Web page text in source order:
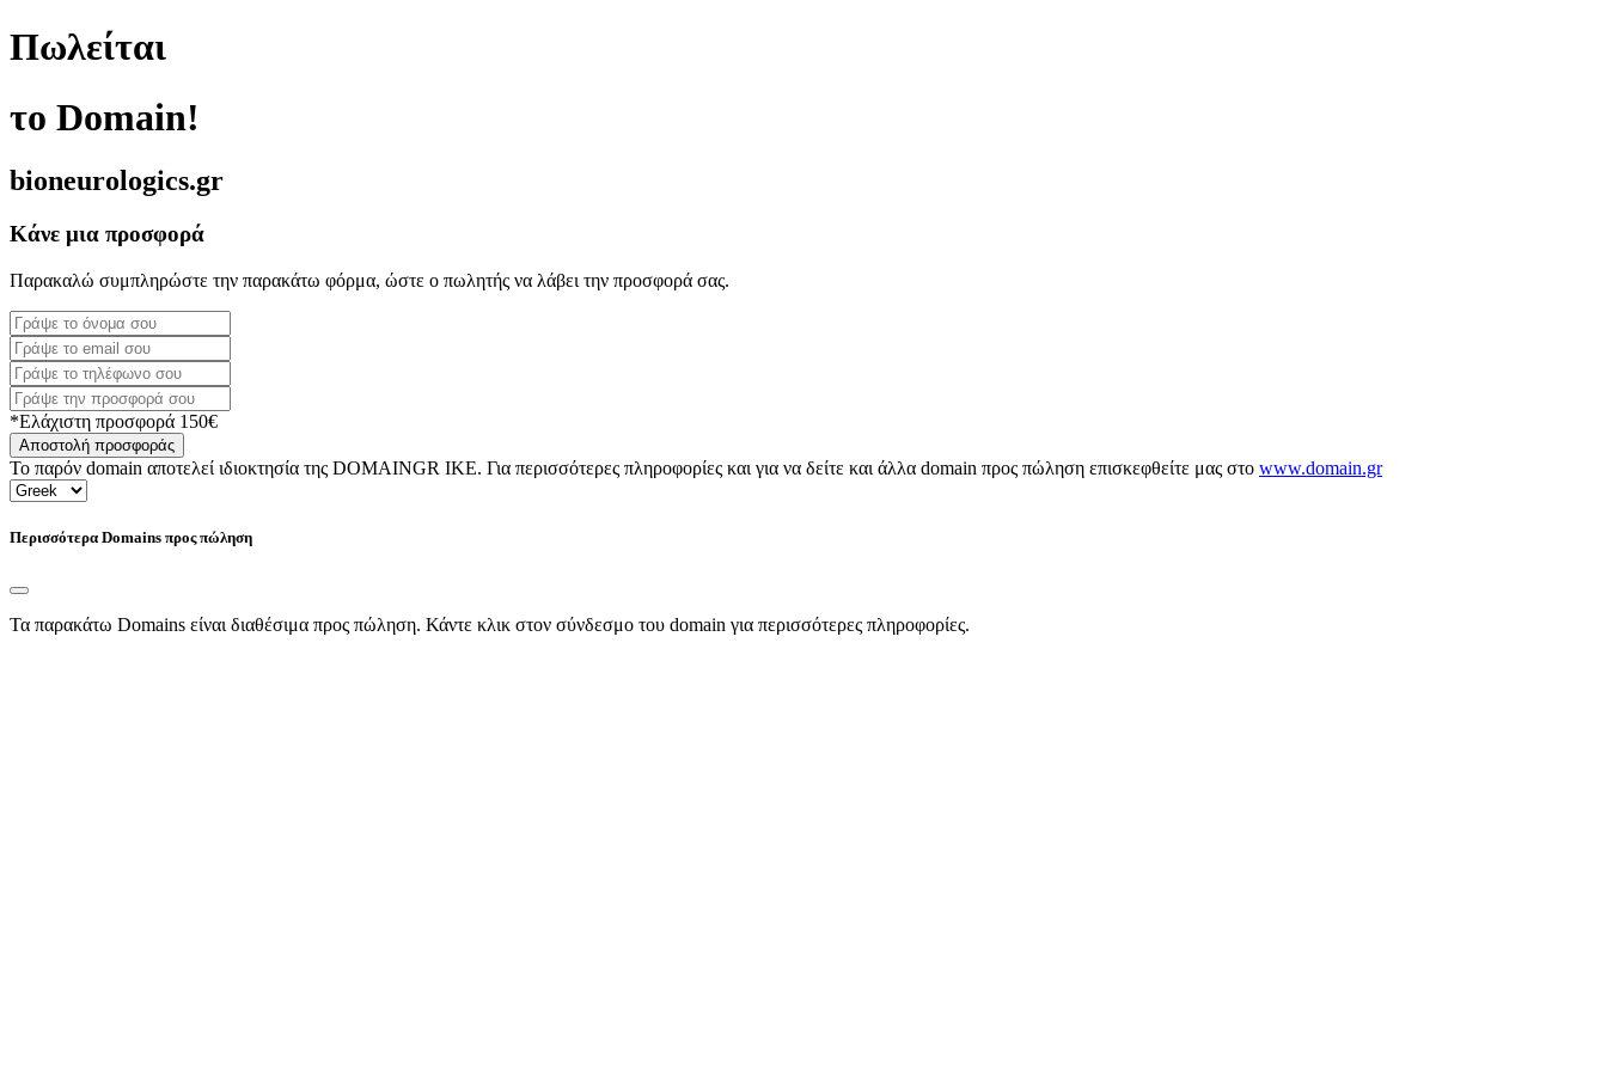
Πωλείται
το Domain!
bioneurologics.gr
Κάνε μια προσφορά
Παρακαλώ συμπληρώστε την παρακάτω φόρμα, ώστε ο πωλητής να λάβει την προσφορά σας.
*Ελάχιστη προσφορά 150€
Αποστολή προσφοράς
Το παρόν domain αποτελεί ιδιοκτησία της DOMAINGR ΙΚΕ. Για περισσότερες πληροφορίες και για να δείτε και άλλα domain προς πώληση επισκεφθείτε μας στο www.domain.gr
Περισσότερα Domains προς πώληση
Τα παρακάτω Domains είναι διαθέσιμα προς πώληση. Κάντε κλικ στον σύνδεσμο του domain για περισσότερες πληροφορίες.